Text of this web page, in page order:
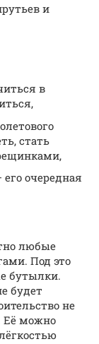
и
в
стать
очередная
любые
Под это
бутылки.
будет
не
Её можно